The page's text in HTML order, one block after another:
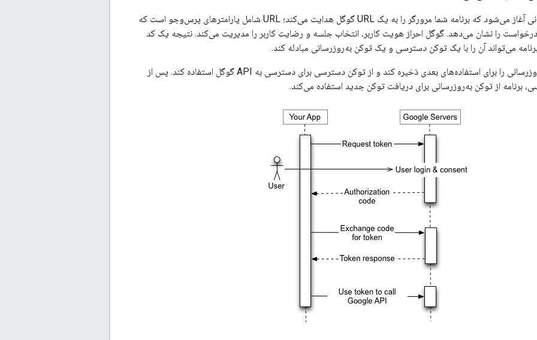
توالی مجوزدهی زمانی آغاز می‌شود که برنامه شما مرورگر را به یک URL گوگل هدایت می‌کند؛ URL شامل پارامترهای پرس‌وجو است که
را نشان می‌دهد. گوگل احراز هویت کاربر، انتخاب جلسه و رضایت کاربر را مدیریت می‌کند. نتیجه یک کد
می‌تواند آن را با یک توکن دسترسی و یک توکن به‌روزرسانی مبادله کند.
برنامه باید توکن به‌روزرسانی را برای استفاده‌های بعدی ذخیره کند و از توکن دسترسی برای دسترسی به API گوگل استفاده کند. پس از
برنامه از توکن به‌روزرسانی برای دریافت توکن جدید استفاده می‌کند.